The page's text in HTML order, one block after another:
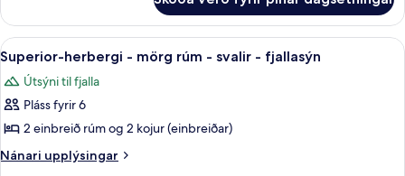
rúm
heitur
pottur
-
fjallasýn
Deluxe-
einbýlishús
-
mörg
rúm
pottur
-
fjallasýn
Skoða
allar
myndir
fyrir
Superior-
herbergi
Superior-herbergi - mörg rúm -
1
Superior-herbergi - mörg rúm - svalir - fjallasýn
Útsýni til fjalla
Pláss fyrir 6
2 einbreið rúm og 2 kojur (einbreiðar)
Nánari upplýsingar
Nánari